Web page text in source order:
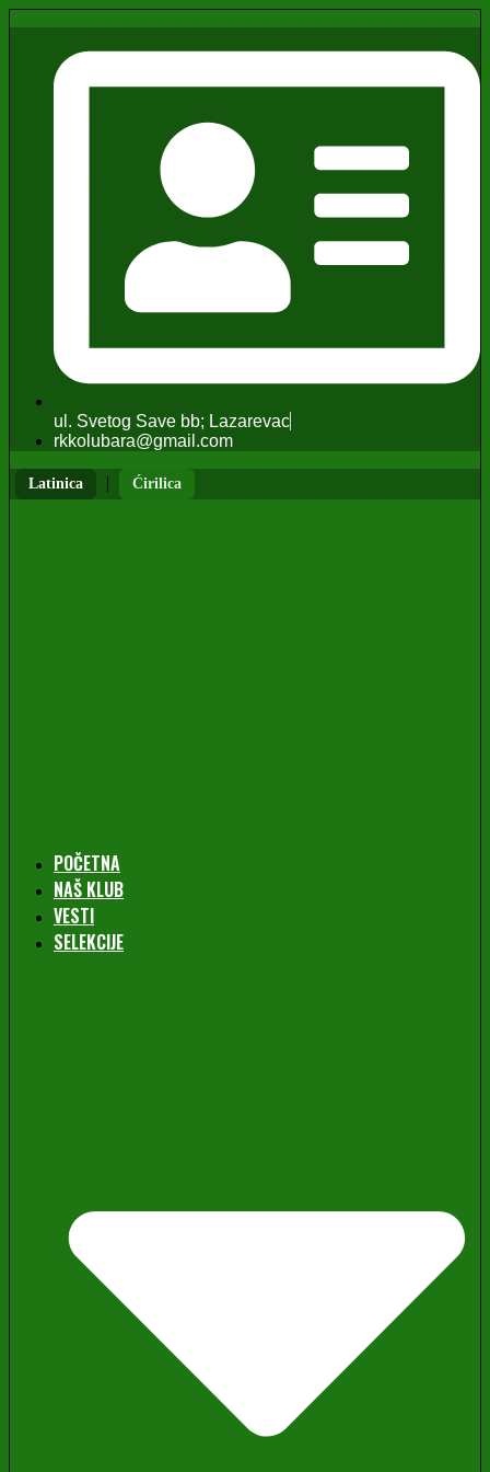
ul. Svetog Save bb; Lazarevac
rkkolubara@gmail.com
Latinica | Ćirilica
POČETNA
NAŠ KLUB
VESTI
SELEKCIJE